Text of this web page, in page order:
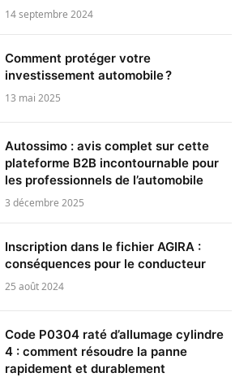
14 septembre 2024
Comment protéger votre
investissement automobile ?
13 mai 2025
Autossimo : avis complet sur cette
plateforme B2B incontournable pour
les professionnels de l’automobile
3 décembre 2025
Inscription dans le fichier AGIRA :
conséquences pour le conducteur
25 août 2024
Code P0304 raté d’allumage cylindre
4 : comment résoudre la panne
rapidement et durablement